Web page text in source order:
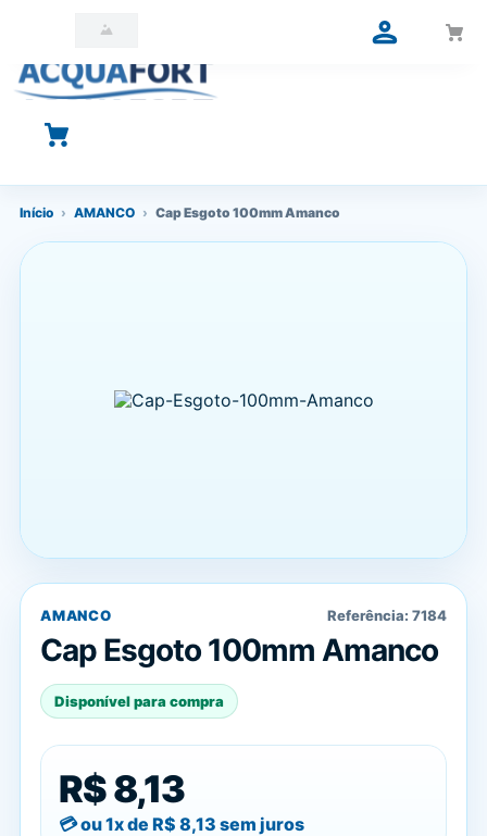
O que você está procurando?
Início › AMANCO › Cap Esgoto 100mm Amanco
AMANCO Referência: 7184
Cap Esgoto 100mm Amanco
Disponível para compra
R$ 8,13
ou 1x de R$ 8,13 sem juros